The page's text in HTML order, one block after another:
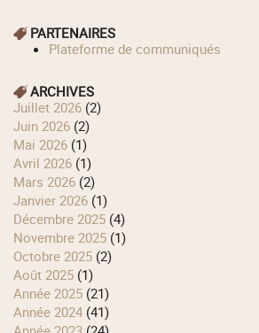
PARTENAIRES
Plateforme de communiqués
ARCHIVES
juillet 2026 (2)
juin 2026 (2)
mai 2026 (1)
avril 2026 (1)
mars 2026 (2)
janvier 2026 (1)
décembre 2025 (4)
novembre 2025 (1)
octobre 2025 (2)
août 2025 (1)
année 2025 (21)
année 2024 (41)